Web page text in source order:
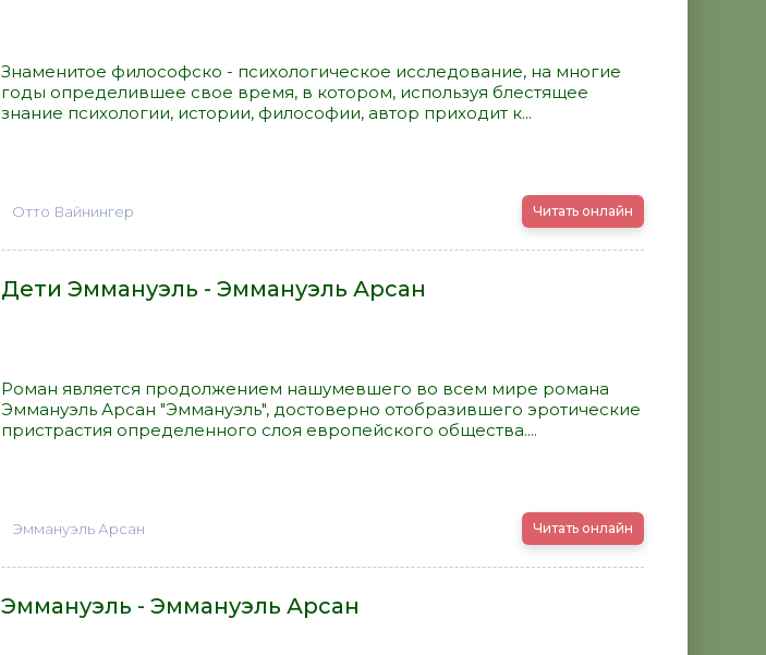
Знаменитое философско - психологическое исследование, на многие
годы определившее свое время, в котором, используя блестящее
знание психологии, истории, философии, автор приходит к...
Отто Вайнингер Читать онлайн
Дети Эммануэль - Эммануэль Арсан
Роман является продолжением нашумевшего во всем мире романа
Эммануэль Арсан "Эммануэль", достоверно отобразившего эротические
пристрастия определенного слоя европейского общества....
Эммануэль Арсан Читать онлайн
Эммануэль - Эммануэль Арсан